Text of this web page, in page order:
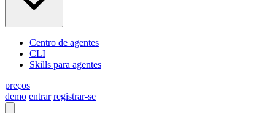
Centro de agentes
CLI
Skills para agentes
preços
demo entrar registrar-se